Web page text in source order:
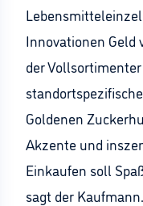
Innovationen Geld
der
Goldenen
Akzente und
Einkaufen soll
sagt der